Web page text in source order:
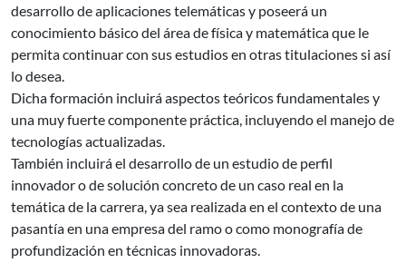
desarrollo de aplicaciones telemáticas y poseerá un
conocimiento básico del área de física y matemática que le
permita continuar con sus estudios en otras titulaciones si así
lo desea.
Dicha formación incluirá aspectos teóricos fundamentales y
una muy fuerte componente práctica, incluyendo el manejo de
tecnologías actualizadas.
También incluirá el desarrollo de un estudio de perfil
innovador o de solución concreto de un caso real en la
temática de la carrera, ya sea realizada en el contexto de una
pasantía en una empresa del ramo o como monografía de
profundización en técnicas innovadoras.